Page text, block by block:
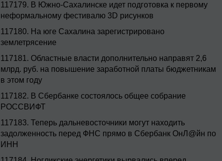
117179. В Южно-Сахалинске идет подготовка к первому
неформальному фестивалю 3D рисунков
117180. На юге Сахалина зарегистрировано
землетрясение
117181. Областные власти дополнительно направят 2,6
млрд. руб. на повышение заработной платы бюджетникам
в этом году
117182. В Сбербанке состоялось общее собрание
РОССВИФТ
117183. Теперь дальневосточники могут находить
задолженность перед ФНС прямо в Сбербанк ОнЛ@йн по
ИНН